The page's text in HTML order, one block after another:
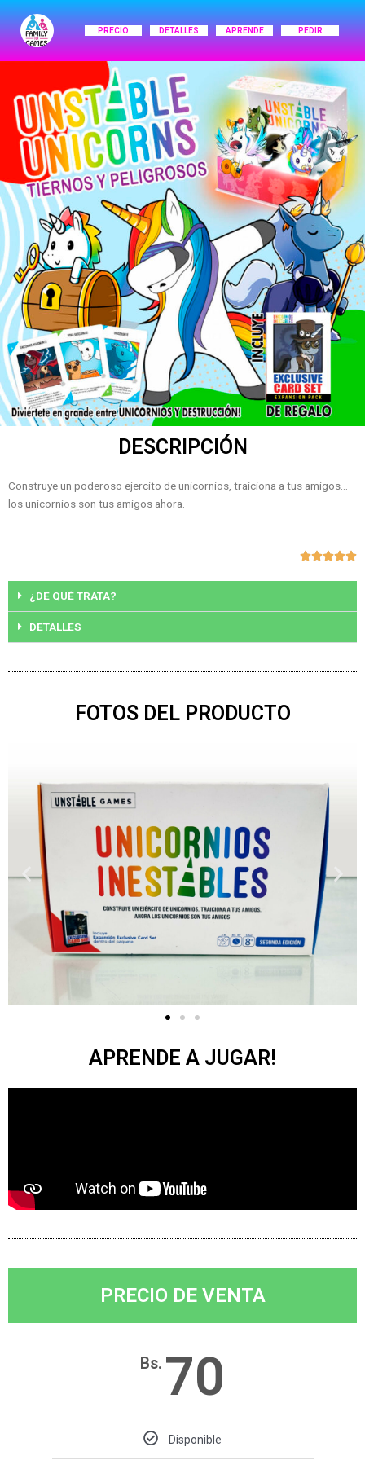
PRECIO DETALLES APRENDE PEDIR
DESCRIPCIÓN
Construye un poderoso ejercito de unicornios, traiciona a tus amigos…
los unicornios son tus amigos ahora.

¿DE QUÉ TRATA?
DETALLES
FOTOS DEL PRODUCTO
APRENDE A JUGAR!
PRECIO DE VENTA
Bs. 70
Disponible